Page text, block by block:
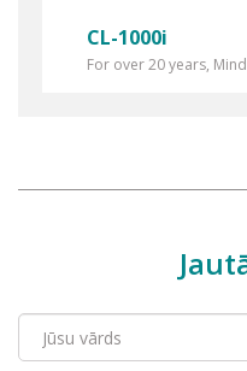
CL-1000i
For over 20 years,